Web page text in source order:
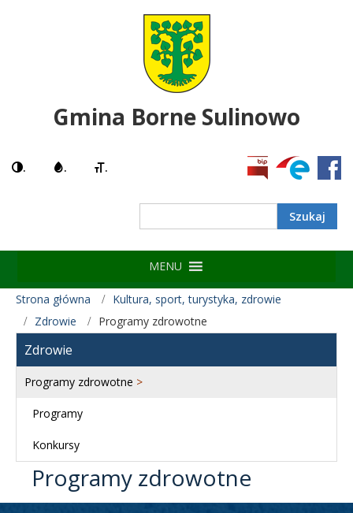
Gmina Borne Sulinowo
. . .
MENU
Strona główna
Kultura, sport, turystyka, zdrowie
Zdrowie
Programy zdrowotne
Zdrowie
Programy zdrowotne >
Programy
Konkursy
Programy zdrowotne